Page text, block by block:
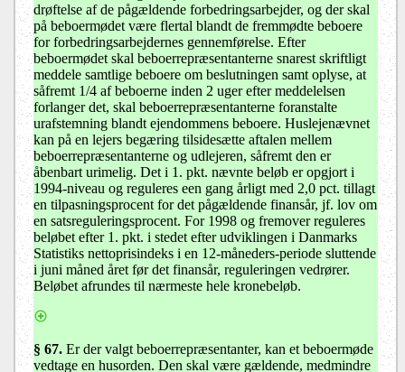
drøftelse af de pågældende forbedringsarbejder, og der skal
på beboermødet være flertal blandt de fremmødte beboere
for forbedringsarbejdernes gennemførelse. Efter
beboermødet skal beboerrepræsentanterne snarest skriftligt
meddele samtlige beboere om beslutningen samt oplyse, at
såfremt 1/4 af beboerne inden 2 uger efter meddelelsen
forlanger det, skal beboerrepræsentanterne foranstalte
urafstemning blandt ejendommens beboere. Huslejenævnet
kan på en lejers begæring tilsidesætte aftalen mellem
beboerrepræsentanterne og udlejeren, såfremt den er
åbenbart urimelig. Det i 1. pkt. nævnte beløb er opgjort i
1994-niveau og reguleres een gang årligt med 2,0 pct. tillagt
en tilpasningsprocent for det pågældende finansår, jf. lov om
en satsreguleringsprocent. For 1998 og fremover reguleres
beløbet efter 1. pkt. i stedet efter udviklingen i Danmarks
Statistiks nettoprisindeks i en 12-måneders-periode sluttende
i juni måned året før det finansår, reguleringen vedrører.
Beløbet afrundes til nærmeste hele kronebeløb.
§ 67. Er der valgt beboerrepræsentanter, kan et beboermøde
vedtage en husorden. Den skal være gældende, medmindre